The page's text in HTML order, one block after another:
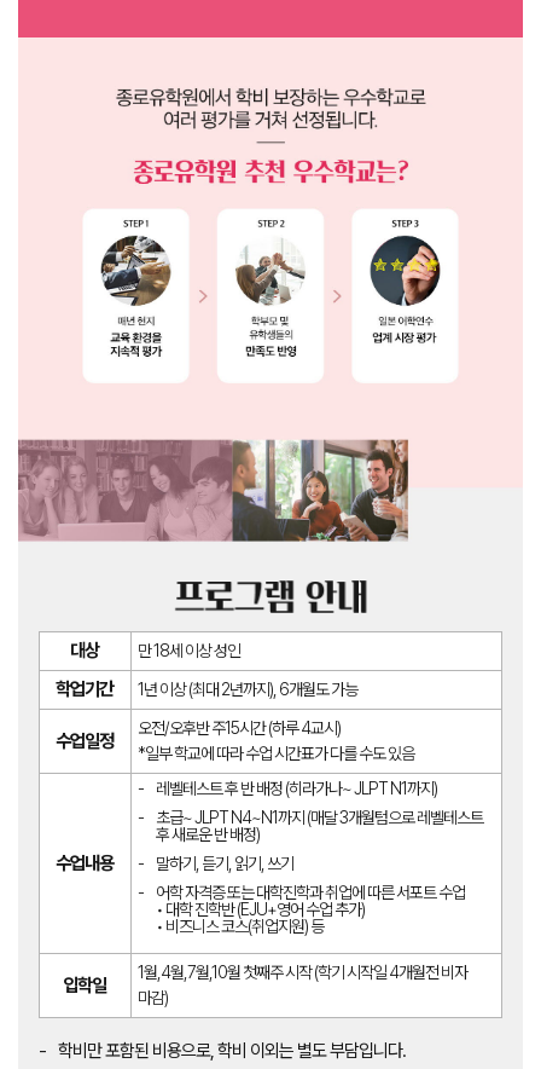
대상 만 18세 이상 성인
학업기간 1년 이상 (최대 2년까지), 6개월도 가능
수업일정
오전/오후반 주15시간 (하루 4교시)
*일부 학교에 따라 수업 시간표가 다를 수도 있음
수업내용
레벨테스트 후 반 배정 (히라가나~ JLPT N1까지)
초급~ JLPT N4~N1까지 (매달 3개월텀으로 레벨테스트
후 새로운 반 배정)
말하기, 듣기, 읽기, 쓰기
어학 자격증 또는 대학진학과 취업에 따른 서포트 수업
• 대학 진학반 (EJU+영어 수업 추가)
• 비즈니스 코스(취업지원) 등
입학일
1월,4월,7월,10월 첫째주 시작 (학기 시작일 4개월전 비자
마감)
학비만 포함된 비용으로, 학비 이외는 별도 부담입니다.